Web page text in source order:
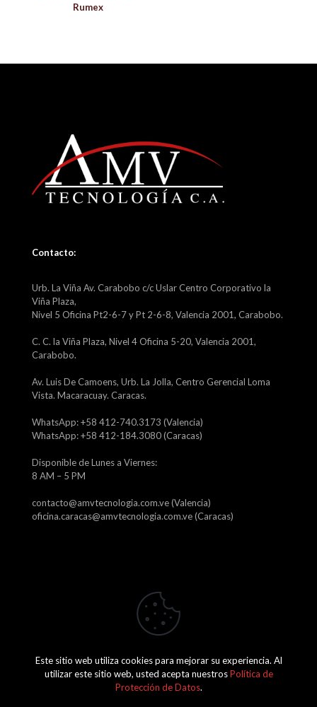
Rumex
Contacto:
Urb. La Viña Av. Carabobo c/c Uslar Centro Corporativo la
Viña Plaza,
Nivel 5 Oficina Pt2-6-7 y Pt 2-6-8, Valencia 2001, Carabobo.
C. C. la Viña Plaza, Nivel 4 Oficina 5-20, Valencia 2001,
Carabobo.
Av. Luis De Camoens, Urb. La Jolla, Centro Gerencial Loma
Vista. Macaracuay. Caracas.
WhatsApp: +58 412-740.3173 (Valencia)
WhatsApp: +58 412-184.3080 (Caracas)
Disponible de Lunes a Viernes:
8 AM – 5 PM
contacto@amvtecnologia.com.ve (Valencia)
oficina.caracas@amvtecnologia.com.ve (Caracas)
2026 Amv Tecnología, C.A. J-29746315-1
Este sitio web utiliza cookies para mejorar su experiencia. Al
utilizar este sitio web, usted acepta nuestrosPolítica de
Protección de Datos.